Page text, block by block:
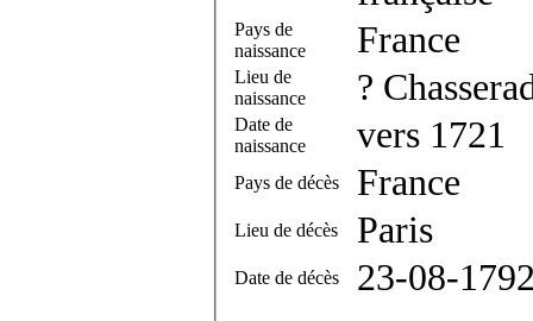
Pays de
naissance
France
Lieu de
naissance
?
Date de
naissance
vers 1721
Pays de décès France
Lieu de décès Paris
Date de décès 23-08-